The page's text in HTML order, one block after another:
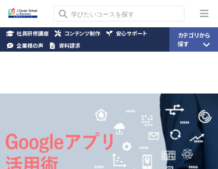
社員研修講座 コンテンツ制作
安心サポート
企業様の声
資料請求
カテゴリから
探す